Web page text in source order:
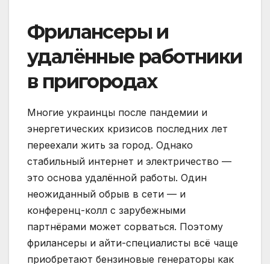
Фрилансеры и
удалённые работники
в пригородах
Многие украинцы после пандемии и
энергетических кризисов последних лет
переехали жить за город. Однако
стабильный интернет и электричество —
это основа удалённой работы. Один
неожиданный обрыв в сети — и
конференц-колл с зарубежными
партнёрами может сорваться. Поэтому
фрилансеры и айти-специалисты всё чаще
приобретают бензиновые генераторы как